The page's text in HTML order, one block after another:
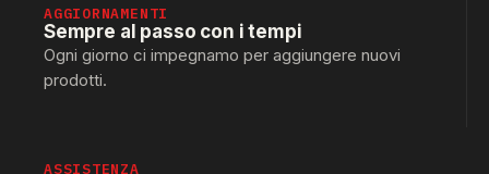
AGGIORNAMENTI
Sempre al passo con i tempi
Ogni giorno ci impegnamo per aggiungere nuovi
prodotti.
ASSISTENZA